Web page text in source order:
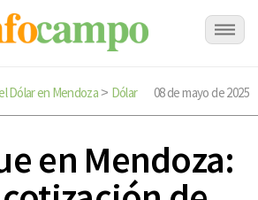
Dólar en Mendoza> Dólar 08 de mayo de 2025
en Mendoza: